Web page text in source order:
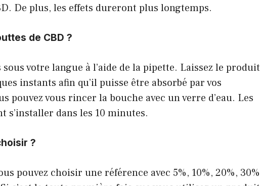
De plus, les effets dureront plus longtemps.
de CBD ?
votre langue à l’aide de la pipette. Laissez le produit
instants afin qu’il puisse être absorbé par vos
pouvez vous rincer la bouche avec un verre d’eau. Les
s’installer dans les 10 minutes.
?
pouvez choisir une référence avec 5%, 10%, 20%, 30%